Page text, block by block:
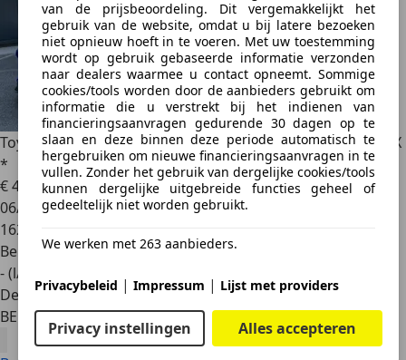
van de prijsbeoordeling. Dit vergemakkelijkt het
gebruik van de website, omdat u bij latere bezoeken
niet opnieuw hoeft in te voeren. Met uw toestemming
wordt op gebruik gebaseerde informatie verzonden
naar dealers waarmee u contact opneemt. Sommige
cookies/tools worden door de aanbieders gebruikt om
informatie die u verstrekt bij het indienen van
financieringsaanvragen gedurende 30 dagen op te
slaan en deze binnen deze periode automatisch te
hergebruiken om nieuwe financieringsaanvragen in te
vullen. Zonder het gebruik van dergelijke cookies/tools
kunnen dergelijke uitgebreide functies geheel of
gedeeltelijk niet worden gebruikt.
We werken met 263 aanbieders.
Privacybeleid | Impressum | Lijst met providers
Privacy instellingen Alles accepteren
Toyota Supra2JZ GTE - *TWIN TURBO* *MANUAL GEARBOX
*
€ 49.950
06/1993
162.273 km
Benzine
- (l/100 km)
Dealer
BE 8970